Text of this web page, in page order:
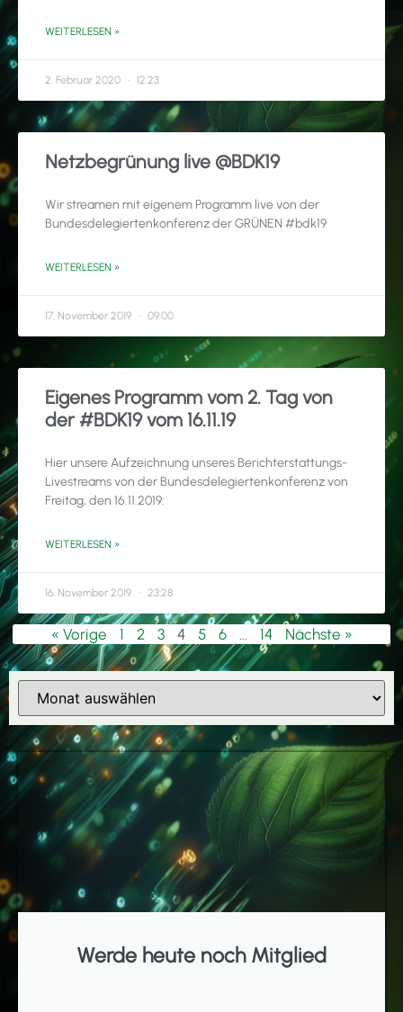
WEITERLESEN »
2. Februar 2020 12:23
Netzbegrünung live @BDK19
Wir streamen mit eigenem Programm live von der
Bundesdelegiertenkonferenz der GRÜNEN #bdk19
WEITERLESEN »
17. November 2019 09:00
Eigenes Programm vom 2. Tag von
der #BDK19 vom 16.11.19
Hier unsere Aufzeichnung unseres Berichterstattungs-
Livestreams von der Bundesdelegiertenkonferenz von
Freitag, den 16.11.2019:
WEITERLESEN »
16. November 2019 23:28
« Vorige 1 2 3 4 5 6 14 Nächste »
Werde heute noch Mitglied